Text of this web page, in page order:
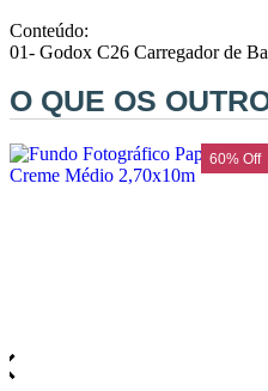
Waywel
ZG Cine
Zhiyun
Conteúdo:
01- Godox C26 Carregador de
O QUE OS
60% Off